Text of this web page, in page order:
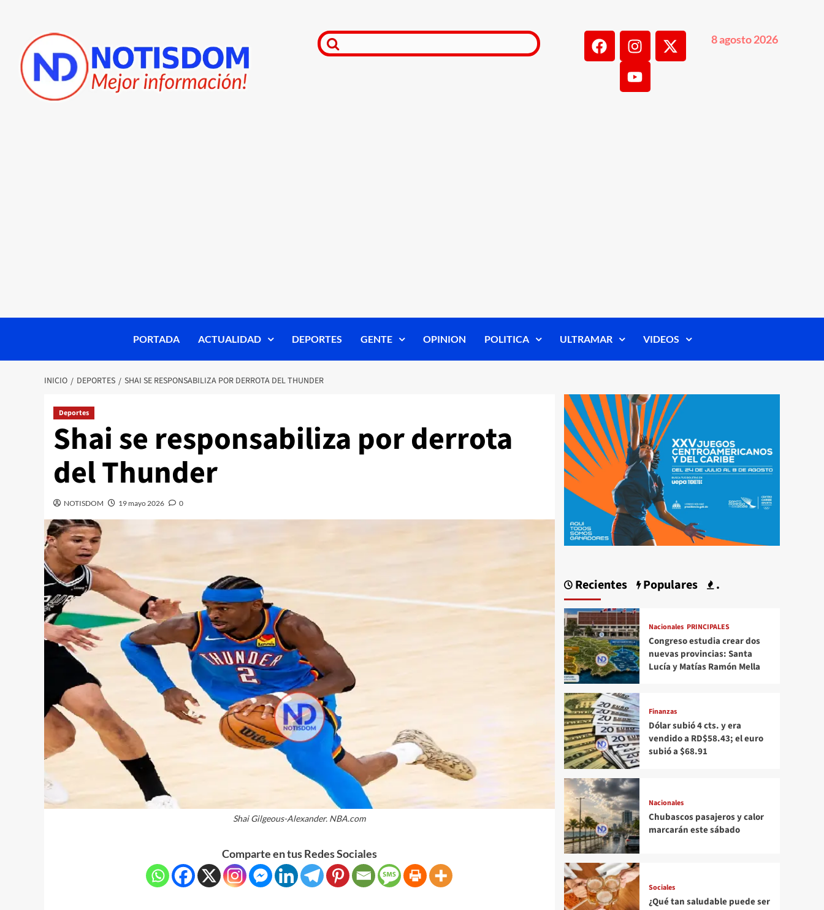
8 agosto 2026
PORTADA ACTUALIDAD DEPORTES GENTE OPINION POLITICA ULTRAMAR VIDEOS
INICIO DEPORTES SHAI SE RESPONSABILIZA POR DERROTA DEL THUNDER
Deportes
Shai se responsabiliza por derrota
del Thunder
NOTISDOM 19 mayo 2026 0
Shai Gilgeous-Alexander. NBA.com
Comparte en tus Redes Sociales
Recientes Populares .
Nacionales PRINCIPALES
Congreso estudia crear dos
nuevas provincias: Santa
Lucía y Matías Ramón Mella
Finanzas
Dólar subió 4 cts. y era
vendido a RD$58.43; el euro
subió a $68.91
Nacionales
Chubascos pasajeros y calor
marcarán este sábado
Sociales
¿Qué tan saludable puede ser